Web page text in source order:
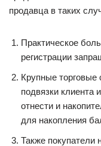
продавца в таких
Практическое
регистрации
Крупные торговые
подвязки клиента
отнести и
для накопления
Также покупатели